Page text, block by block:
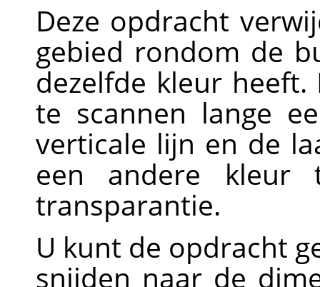
Deze opdracht
gebied rondom de
dezelfde kleur
te scannen lange
verticale lijn en de
een andere kleur
transparantie.
U kunt de opdracht
snijden naar de